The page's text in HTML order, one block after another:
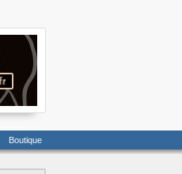
Boutique